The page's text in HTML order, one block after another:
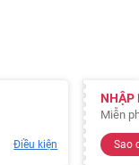
Điều kiện
NHẬP
Miễn
Sao